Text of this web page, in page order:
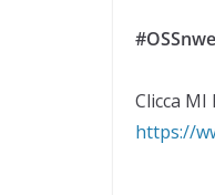
Clicca MI
https://